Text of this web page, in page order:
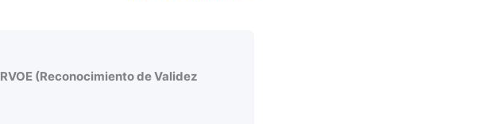
RVOE (Reconocimiento de Validez